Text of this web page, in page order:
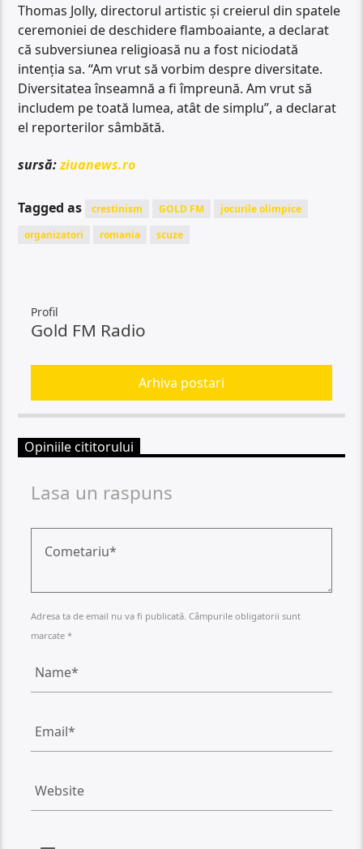
Thomas Jolly, directorul artistic și creierul din spatele
ceremoniei de deschidere flamboaiante, a declarat
că subversiunea religioasă nu a fost niciodată
intenția sa. “Am vrut să vorbim despre diversitate.
Diversitatea înseamnă a fi împreună. Am vrut să
includem pe toată lumea, atât de simplu”, a declarat
el reporterilor sâmbătă.
sursă:ziuanews.ro
Tagged as crestinism GOLD FM
jocurile olimpice
organizatori
romania scuze
Profil
Gold FM Radio
Arhiva postari
Opiniile cititorului
Lasa un raspuns
Adresa ta de email nu va fi publicată. Câmpurile obligatorii sunt
marcate *